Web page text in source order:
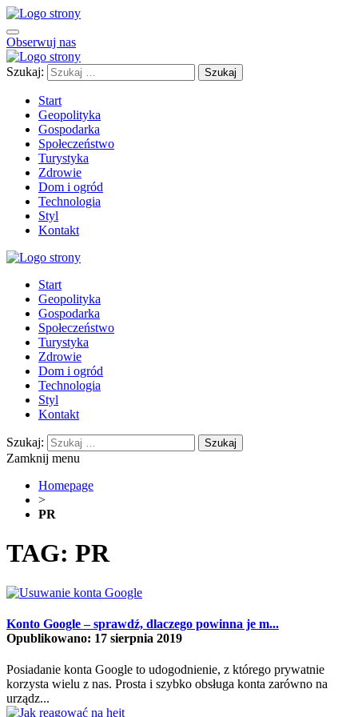
Obserwuj nas
Szukaj:
Start
Geopolityka
Gospodarka
Społeczeństwo
Turystyka
Zdrowie
Dom i ogród
Technologia
Styl
Kontakt
Start
Geopolityka
Gospodarka
Społeczeństwo
Turystyka
Zdrowie
Dom i ogród
Technologia
Styl
Kontakt
Szukaj:
Zamknij menu
Homepage
>
PR
TAG: PR
Konto Google – sprawdź, dlaczego powinna je m...
Opublikowano: 17 sierpnia 2019
Posiadanie konta Google to udogodnienie, z którego prywatnie
korzysta wielu z nas. Prosta i szybko obsługa konta zarówno na
urządz...